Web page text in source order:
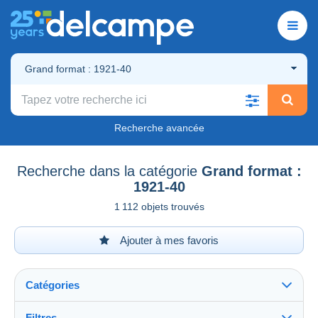
Grand format : 1921-40
Recherche avancée
Recherche dans la catégorie Grand format :
1921-40
1 112 objets trouvés
Ajouter à mes favoris
Catégories